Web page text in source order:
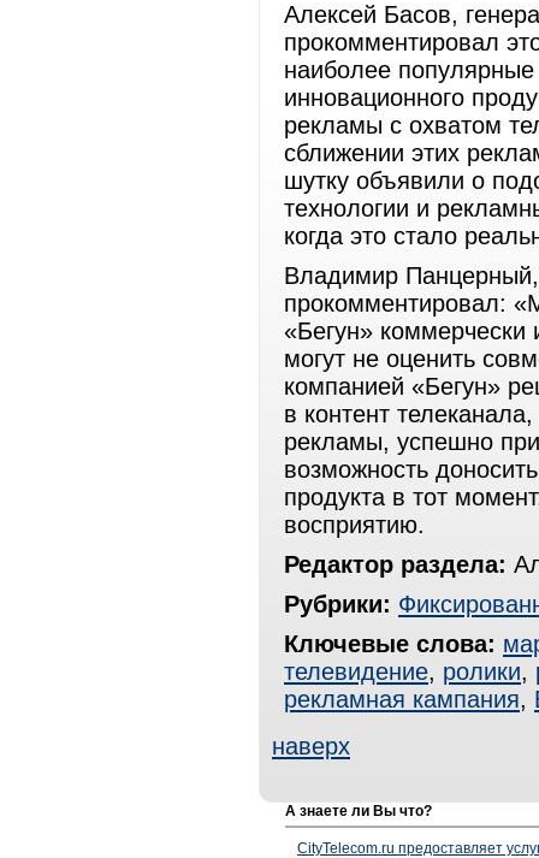
Алексей Басов,
прокомментировал
наиболее
инновационного
рекламы с охватом
сближении этих
шутку объявили о
технологии и
когда это стало
Владимир
прокомментировал:
«Бегун»
могут не оценить
компанией «Бегун»
в контент
рекламы, успешно
возможность
продукта в тот
восприятию.
Редактор раздела:
Рубрики:
Ключевые слова:
телевидение, ролики,
рекламная кампания,
наверх
А знаете ли Вы что?
CityTelecom.ru предоставляет